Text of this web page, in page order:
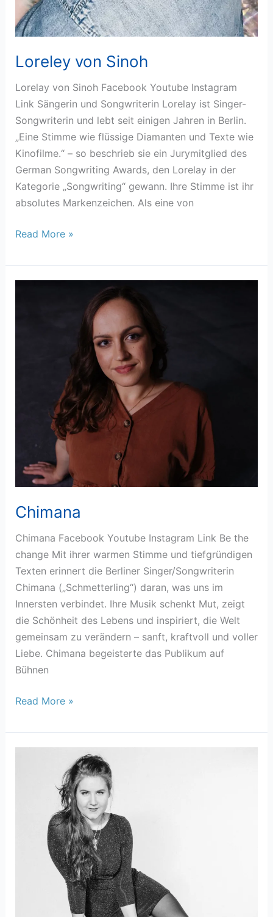
Loreley von Sinoh
Lorelay von Sinoh Facebook Youtube Instagram
Link Sängerin und Songwriterin Lorelay ist Singer-
Songwriterin und lebt seit einigen Jahren in Berlin.
„Eine Stimme wie flüssige Diamanten und Texte wie
Kinofilme.“ – so beschrieb sie ein Jurymitglied des
German Songwriting Awards, den Lorelay in der
Kategorie „Songwriting“ gewann. Ihre Stimme ist ihr
absolutes Markenzeichen. Als eine von
Read More »
Chimana
Chimana Facebook Youtube Instagram Link Be the
change Mit ihrer warmen Stimme und tiefgründigen
Texten erinnert die Berliner Singer/Songwriterin
Chimana („Schmetterling“) daran, was uns im
Innersten verbindet. Ihre Musik schenkt Mut, zeigt
die Schönheit des Lebens und inspiriert, die Welt
gemeinsam zu verändern – sanft, kraftvoll und voller
Liebe. Chimana begeisterte das Publikum auf
Bühnen
Read More »